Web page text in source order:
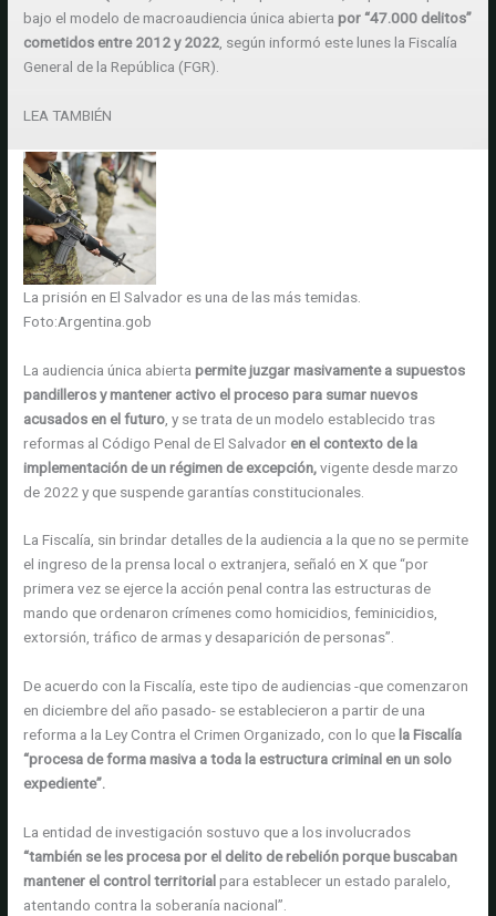
bajo el modelo de macroaudiencia única abiertapor “47.000 delitos”
cometidos entre 2012 y 2022 , según informó este lunes la Fiscalía
General de la República (FGR).
LEA TAMBIÉN
La prisión en El Salvador es una de las más temidas.
Foto:Argentina.gob
La audiencia única abiertapermite juzgar masivamente a supuestos
pandilleros y mantener activo el proceso para sumar nuevos
acusados en el futuro , y se trata de un modelo establecido tras
reformas al Código Penal de El Salvador en el contexto de la
implementación de un régimen de excepción,vigente desde marzo
de 2022 y que suspende garantías constitucionales.
La Fiscalía, sin brindar detalles de la audiencia a la que no se permite
el ingreso de la prensa local o extranjera, señaló en X que “por
primera vez se ejerce la acción penal contra las estructuras de
mando que ordenaron crímenes como homicidios, feminicidios,
extorsión, tráfico de armas y desaparición de personas”.
De acuerdo con la Fiscalía, este tipo de audiencias -que comenzaron
en diciembre del año pasado- se establecieron a partir de una
reforma a la Ley Contra el Crimen Organizado, con lo que la Fiscalía
“procesa de forma masiva a toda la estructura criminal en un solo
expediente”.
La entidad de investigación sostuvo que a los involucrados
“también se les procesa por el delito de rebelión porque buscaban
mantener el control territorialpara establecer un estado paralelo,
atentando contra la soberanía nacional”.